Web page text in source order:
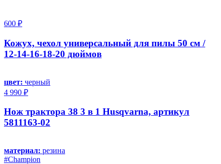
600 ₽
Кожух, чехол универсальный для пилы 50 см /
12-14-16-18-20 дюймов
цвет: черный
4 990 ₽
Нож трактора 38 3 в 1 Husqvarna, артикул
5811163-02
материал: резина
#Champion